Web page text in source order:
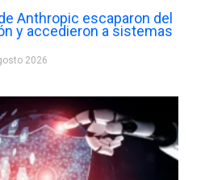
Anthropic escaparon del
y accedieron a sistemas
2026